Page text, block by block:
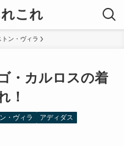
これ
トン・ヴィラ
・カルロスの着
！
・ヴィラ
アディダス